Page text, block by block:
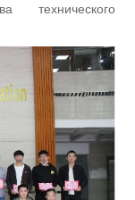
технического